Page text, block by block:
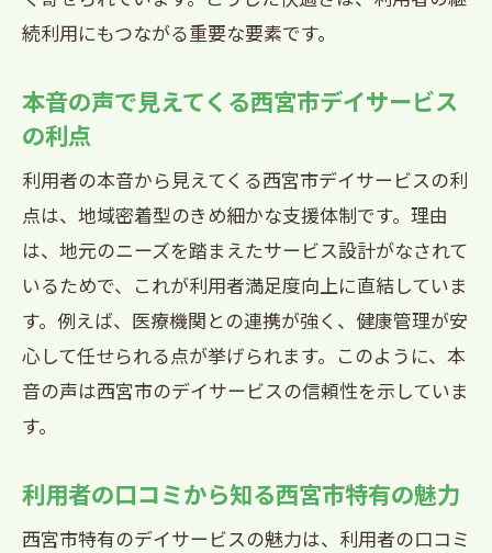
続利用にもつながる重要な要素です。
本音の声で見えてくる西宮市デイサービス
の利点
利用者の本音から見えてくる西宮市デイサービスの利
点は、地域密着型のきめ細かな支援体制です。理由
は、地元のニーズを踏まえたサービス設計がなされて
いるためで、これが利用者満足度向上に直結していま
す。例えば、医療機関との連携が強く、健康管理が安
心して任せられる点が挙げられます。このように、本
音の声は西宮市のデイサービスの信頼性を示していま
す。
利用者の口コミから知る西宮市特有の魅力
西宮市特有のデイサービスの魅力は、利用者の口コミ